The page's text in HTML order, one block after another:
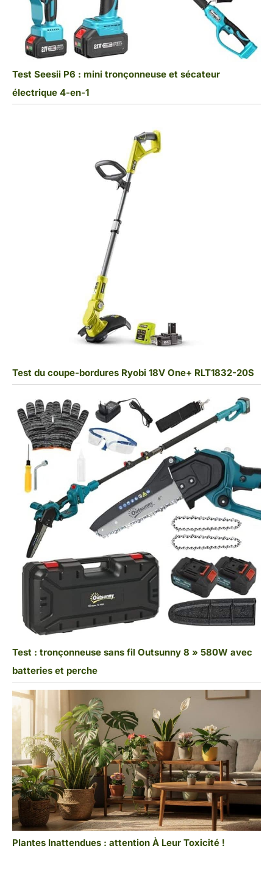
Test Seesii P6 : mini tronçonneuse et sécateur
électrique 4-en-1
Test du coupe-bordures Ryobi 18V One+ RLT1832-20S
Test : tronçonneuse sans fil Outsunny 8 » 580W avec
batteries et perche
Plantes Inattendues : attention À Leur Toxicité !